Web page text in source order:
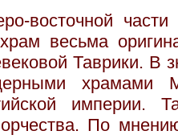
восточной
весьма
Таврики. В
храмами
империи.
По